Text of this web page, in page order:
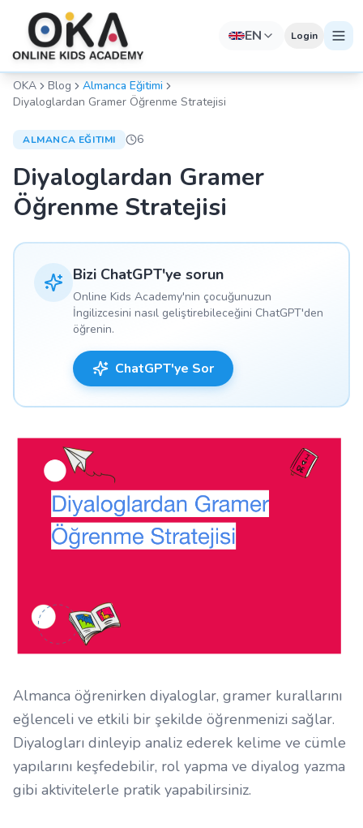
EN Login
OKA Blog
Almanca Eğitimi
Diyaloglardan Gramer Öğrenme Stratejisi
ALMANCA EĞITIMI 6
Diyaloglardan Gramer
Öğrenme Stratejisi
Bizi ChatGPT'ye sorun
Online Kids Academy'nin çocuğunuzun
İngilizcesini nasıl geliştirebileceğini ChatGPT'den
öğrenin.
ChatGPT'ye Sor
Almanca öğrenirken diyaloglar, gramer kurallarını
eğlenceli ve etkili bir şekilde öğrenmenizi sağlar.
Diyalogları dinleyip analiz ederek kelime ve cümle
yapılarını keşfedebilir, rol yapma ve diyalog yazma
gibi aktivitelerle pratik yapabilirsiniz.